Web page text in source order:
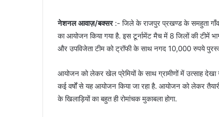
नेशनल आवाज़/बक्सर:- जिले के राजपुर प्रखण्ड के समहुता गाँव
का आयोजन किया गया है. इस टूर्नामेंट मैच में 8 जिलों की टीमें
और उपविजेता टीम को ट्रॉफी के साथ नगद 10,000 रुपये
आयोजन को लेकर खेल प्रेमियों के साथ ग्रामीणों में उत्साह देखा
कई वर्षों से यह आयोजन किया जा रहा है. आयोजन को लेकर
के खिलाड़ियों का बहुत ही रोमांचक मुकाबला होगा.